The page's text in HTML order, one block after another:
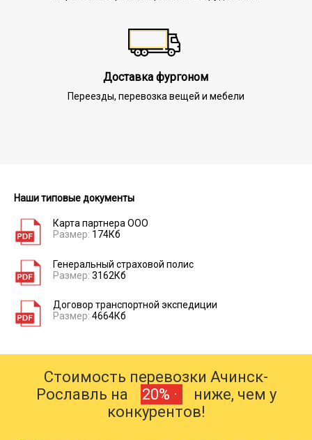
Доставка фургоном
Переезды, перевозка вещей и мебели
Наши типовые документы
Карта партнера ООО
Размер: 174Кб
Генеральный страховой полис
Размер: 3162Кб
Договор транспортной экспедиции
Размер: 4664Кб
Стоимость перевозки Ачинск-
Рославль на
20% ·
ниже, чем у
конкурентов!